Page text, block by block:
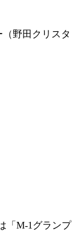
野田クリスタ
「M-1グランプ